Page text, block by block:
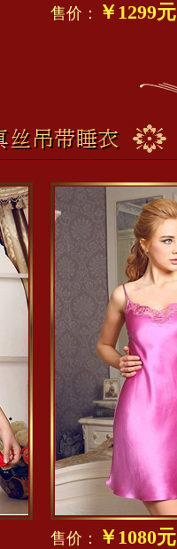
售价： ￥1299
售价： ￥1080